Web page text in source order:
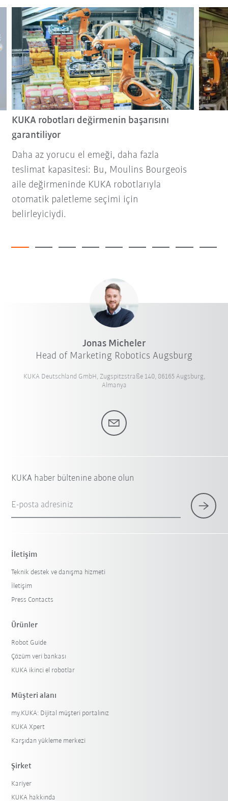
KUKA robotları değirmenin başarısını
garantiliyor
Daha az yorucu el emeği, daha fazla
teslimat kapasitesi: Bu, Moulins Bourgeois
aile değirmeninde KUKA robotlarıyla
otomatik paletleme seçimi için
belirleyiciydi.
Jonas Micheler
Head of Marketing Robotics Augsburg
KUKA Deutschland GmbH, Zugspitzstraße 140, 86165 Augsburg,
Almanya
KUKA haber bültenine abone olun
E-posta adresiniz
İletişim
Teknik destek ve danışma hizmeti
İletişim
Press Contacts
Ürünler
Robot Guide
Çözüm veri bankası
KUKA ikinci el robotlar
Müşteri alanı
my.KUKA: Dijital müşteri portalınız
KUKA Xpert
Karşıdan yükleme merkezi
Şirket
Kariyer
KUKA hakkında